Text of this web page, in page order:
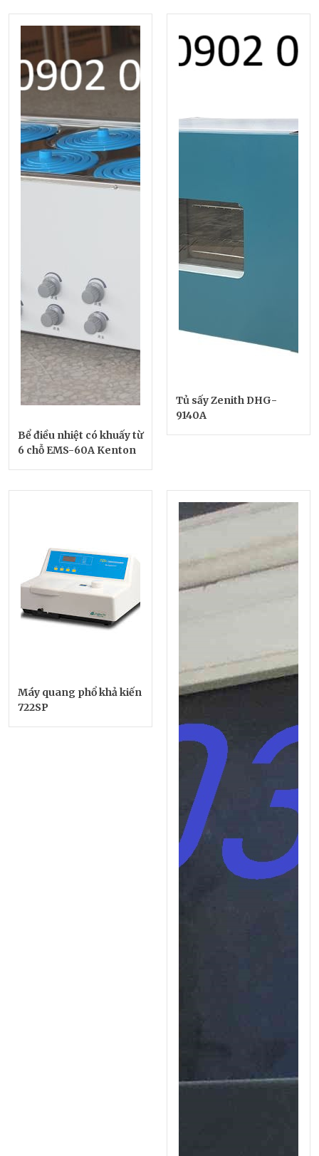
Bể điều nhiệt có khuấy từ
6 chỗ EMS-60A Kenton
Tủ sấy Zenith DHG-
9140A
Máy quang phổ khả kiến
722SP